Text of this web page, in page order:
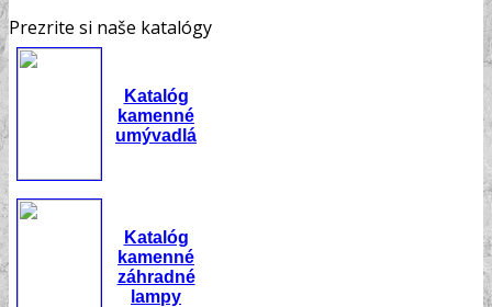
Prezrite si naše katalógy
Katalóg
kamenné
umývadlá
Katalóg
kamenné
záhradné
lampy